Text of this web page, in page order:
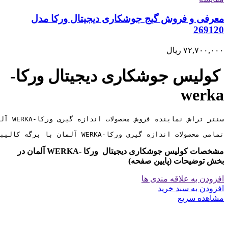
معرفی و فروش گیج جوشکاری دیجیتال ورکا مدل
269120
۷۲,۷۰۰,۰۰۰ ریال
کولیس جوشکاری دیجیتال ورکا-
werka
تمامی محصولات اندازه گیری ورکا-WERKA آلمان با برگه کالیبراسیون معتبر و 6 ماه ضمانت کالیبره به مشتریان ارائه میگردد
مشخصات کولیس جوشکاری دیجیتال ورکا -WERKA آلمان در
بخش توضیحات (پایین صفحه)
افزودن به علاقه مندی ها
افزودن به سبد خرید
مشاهده سریع